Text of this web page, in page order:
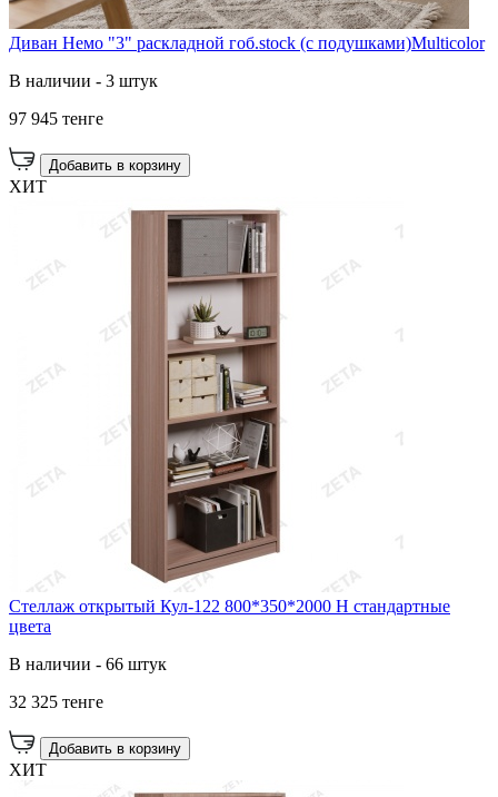
Диван Немо "3" раскладной гоб.stock (с подушками)Multicolor
В наличии - 3 штук
97 945 тенге
Добавить в корзину
ХИТ
Стеллаж открытый Кул-122 800*350*2000 Н стандартные
цвета
В наличии - 66 штук
32 325 тенге
Добавить в корзину
ХИТ